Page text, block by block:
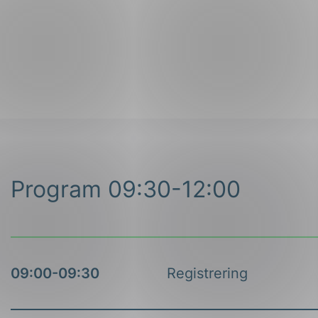
Program 09:30-12:00
09:00-09:30 Registrering